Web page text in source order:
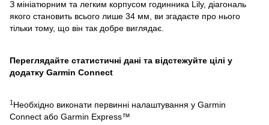
З мініатюрним та легким корпусом годинника Lily, діагональ
якого становить всього лише 34 мм, ви згадаєте про нього
тільки тому, що він так добре виглядає.
Переглядайте статистичні дані та відстежуйте цілі у
додатку Garmin Connect
1 Необхідно виконати первинні налаштування у Garmin
Connect або Garmin Express™